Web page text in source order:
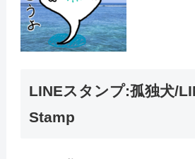
LINEスタンプ:孤独犬/
Stamp